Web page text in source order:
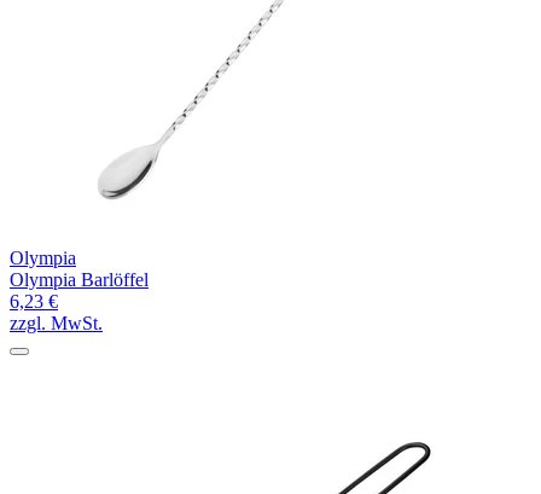
Olympia
Olympia Barlöffel
6,23 €
zzgl. MwSt.